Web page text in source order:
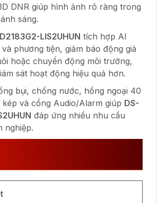
DNR giúp hình ảnh rõ ràng trong
sáng.
LIS2UHUN tích hợp AI
phương tiện, giảm báo động giả
hoặc chuyển động môi trường,
sát hoạt động hiệu quả hơn.
bụi, chống nước, hồng ngoại 40
và cổng Audio/Alarm giúp DS-
đáp ứng nhiều nhu cầu
nghiệp.